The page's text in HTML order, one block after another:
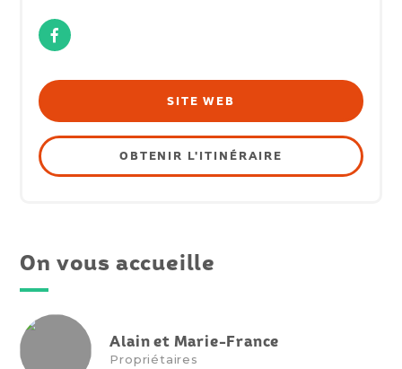
Facebook
SITE WEB
OBTENIR L'ITINÉRAIRE
On vous accueille
Alain et Marie-France
Propriétaires